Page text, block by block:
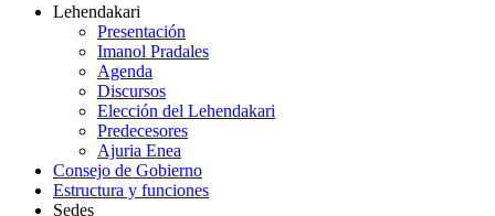
Lehendakari
Presentación
Imanol Pradales
Agenda
Discursos
Elección del Lehendakari
Predecesores
Ajuria Enea
Consejo de Gobierno
Estructura y funciones
Sedes